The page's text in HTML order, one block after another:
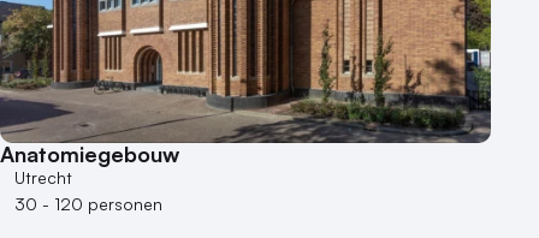
Anatomiegebouw
Utrecht
30 - 120 personen